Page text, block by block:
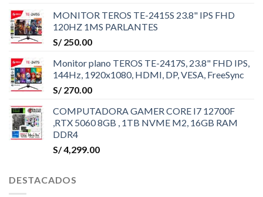
MONITOR TEROS TE-2415S 23.8" IPS FHD
120HZ 1MS PARLANTES
S/250.00
Monitor plano TEROS TE-2417S, 23.8" FHD IPS,
144Hz, 1920x1080, HDMI, DP, VESA, FreeSync
S/270.00
COMPUTADORA GAMER CORE I7 12700F
,RTX 5060 8GB , 1TB NVME M2, 16GB RAM
DDR4
S/4,299.00
DESTACADOS